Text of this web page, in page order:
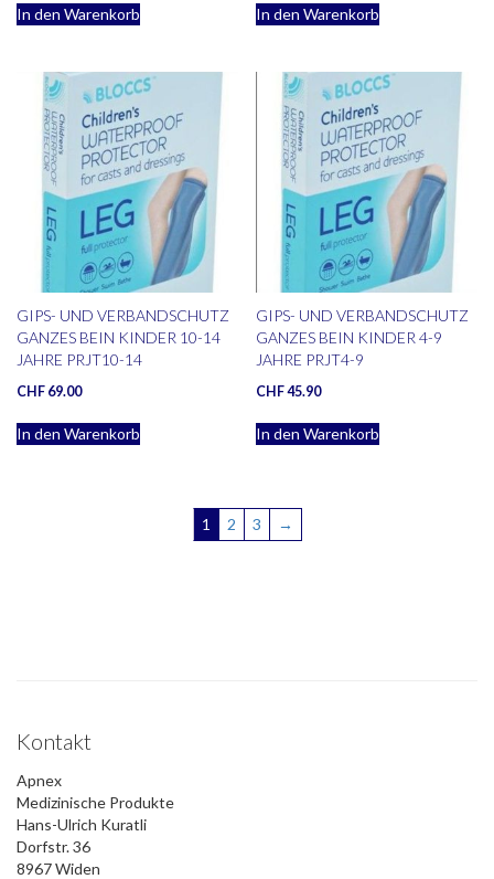
In den Warenkorb In den Warenkorb
GIPS- UND VERBANDSCHUTZ
GANZES BEIN KINDER 10-14
JAHRE PRJT10-14
CHF 69.00
In den Warenkorb
GIPS- UND VERBANDSCHUTZ
GANZES BEIN KINDER 4-9
JAHRE PRJT4-9
CHF45.90
In den Warenkorb
1 2 3 →
Kontakt
Apnex
Medizinische Produkte
Hans-Ulrich Kuratli
Dorfstr. 36
8967 Widen